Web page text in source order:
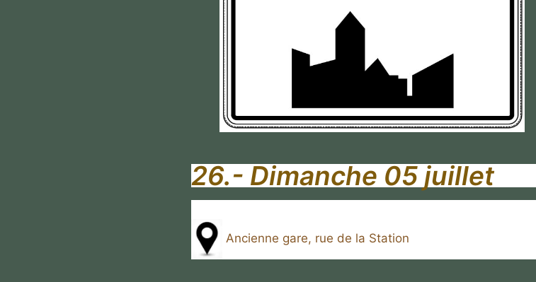
26.- Dimanche 05 juillet
Ancienne gare, rue de la Station